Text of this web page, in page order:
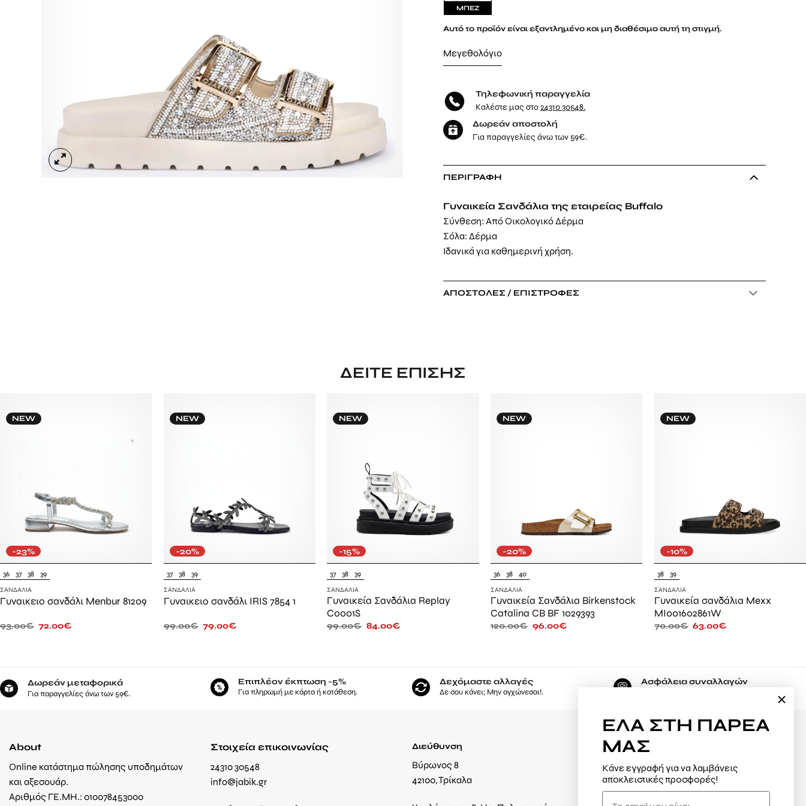
ΜΠΕΖ
Αυτό το προϊόν είναι εξαντλημένο και μη διαθέσιμο αυτή τη στιγμή.
Μεγεθολόγιο
Τηλεφωνική παραγγελία
Καλέστε μας στο24310 30548.
Δωρεάν αποστολή
Για παραγγελίες άνω των 59€.
ΠΕΡΙΓΡΑΦΉ
Γυναικεία Σανδάλια της εταιρείας Buffalo
Σύνθεση: Από Οικολογικό Δέρμα
Σόλα: Δέρμα
Ιδανικά για καθημερινή χρήση.
ΑΠΟΣΤΟΛΈΣ / ΕΠΙΣΤΡΟΦΈΣ
ΔΕΊΤΕ ΕΠΊΣΗΣ
NEW
-23%
36 37 38 39
ΣΑΝΔΆΛΙΑ
Γυναικειο σανδάλι Menbur 81209
93.00€ 72.00€
NEW
-20%
37 38 39
ΣΑΝΔΆΛΙΑ
Γυναικειο σανδάλι IRIS 7854 1
99.00€ 79.00€
NEW
-15%
37 38 39
ΣΑΝΔΆΛΙΑ
Γυναικεία Σανδάλια Replay
C0001S
99.00€ 84.00€
NEW
-20%
36 38 40
ΣΑΝΔΆΛΙΑ
Γυναικεία Σανδάλια Birkenstock
Catalina CB BF 1029393
120.00€ 96.00€
NEW
-10%
38 39
ΣΑΝΔΆΛΙΑ
Γυναικεία σανδάλια Mexx
MI001602861W
70.00€ 63.00€
Δωρεάν μεταφορικά
Για παραγγελίες άνω των 59€.
Επιπλέον έκπτωση -5%
Για πληρωμή με κάρτα ή κατάθεση.
Δεχόμαστε αλλαγές
Δε σου κάνει; Μην αγχώνεσαι!.
Ασφάλεια συναλλαγών
About
Online κατάστημα πώλησης υποδημάτων
και αξεσουάρ.
Αριθμός ΓΕ.ΜΗ.: 010078453000
Στοιχεία επικοινωνίας
24310 30548
info@jabik.gr
Διεύθυνση
Βύρωνος 8
42100, Τρίκαλα
Φόρμα υπαναχώρησης
Αλλαγές / Επιστροφές
Τρόποι πληρωμής
ΕΛΑ ΣΤΗ ΠΑΡΕΑ
ΜΑΣ
Κάνε εγγραφή για να λαμβάνεις
αποκλειστικές προσφορές!